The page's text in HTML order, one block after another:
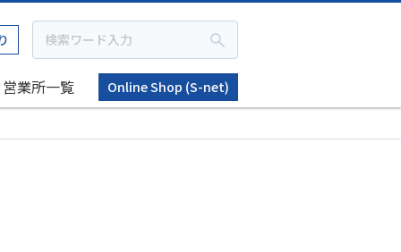
営業所一覧
Online Shop (S-net)